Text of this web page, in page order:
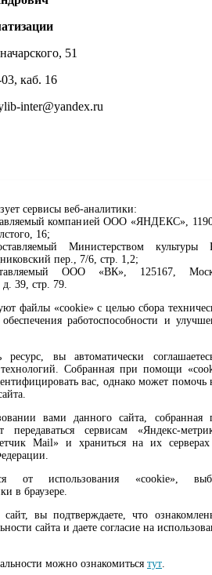
51
каб. 16
inter@yandex.ru
директору
текст с ошибкой и нажмите
городская библиотечная
сервисы веб-аналитики:
компанией ООО «ЯНДЕКС»,
16;
Министерством культуры
пер., 7/6, стр. 1,2;
ООО «ВК», 125167,
39, стр. 79.
файлы «cookie» с целью сбора
работоспособности и
ресурс, вы автоматически
Собранная при помощи
вас, однако может помочь
вами данного сайта, собранная
сервисам «Яндекс-
Mail» и храниться на их
от использования «cookie»,
в браузере.
сайт, вы подтверждаете, что
сайта и даете согласие на
можно ознакомиться тут.